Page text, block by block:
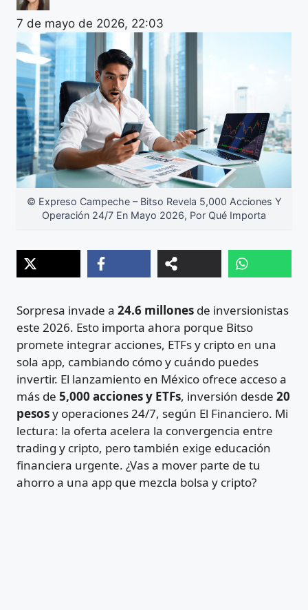
7 de mayo de 2026, 22:03
© Expreso Campeche – Bitso Revela 5,000 Acciones Y
Operación 24/7 En Mayo 2026, Por Qué Importa
Sorpresa invade a 24.6 millones de inversionistas
este 2026. Esto importa ahora porque Bitso
promete integrar acciones, ETFs y cripto en una
sola app, cambiando cómo y cuándo puedes
invertir. El lanzamiento en México ofrece acceso a
más de 5,000 acciones y ETFs, inversión desde 20
pesosy operaciones 24/7, según El Financiero. Mi
lectura: la oferta acelera la convergencia entre
trading y cripto, pero también exige educación
financiera urgente. ¿Vas a mover parte de tu
ahorro a una app que mezcla bolsa y cripto?